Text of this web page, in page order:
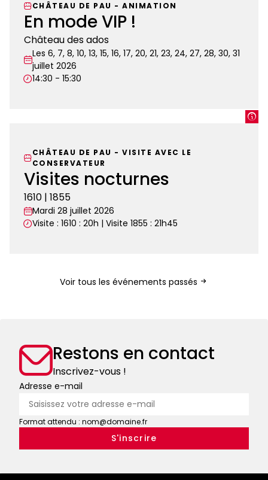
jardin
m’était
conté…
En mode VIP !
Château des ados
Les 6, 7, 8, 10, 13, 15, 16, 17, 20, 21, 23, 24, 27, 28, 30, 31
juillet 2026
14:30 - 15:30
CHÂTEAU DE PAU - ANIMATION
Visites nocturnes
1610 | 1855
Mardi 28 juillet 2026
Visite : 1610 : 20h | Visite 1855 : 21h45
CHÂTEAU DE PAU - VISITE AVEC LE
CONSERVATEUR
Voir tous les événements passés
Restons en contact
Inscrivez-vous !
Adresse e-mail
Format attendu : nom@domaine.fr